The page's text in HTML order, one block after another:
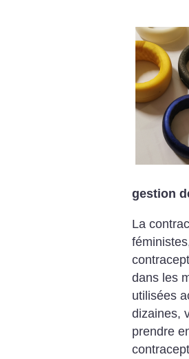
gestion
La
dans les
utilisées
dizaines,
prendre